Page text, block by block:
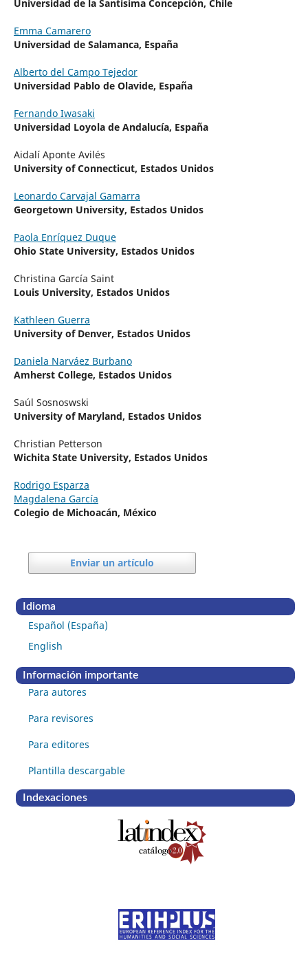
Universidad de la Santísima Concepción, Chile
Emma Camarero
Universidad de Salamanca, España
Alberto del Campo Tejedor
Universidad Pablo de Olavide, España
Fernando Iwasaki
Universidad Loyola de Andalucía, España
Aidalí Aponte Avilés
University of Connecticut, Estados Unidos
Leonardo Carvajal Gamarra
Georgetown University, Estados Unidos
Paola Enríquez Duque
Ohio State University, Estados Unidos
Christina García Saint
Louis University, Estados Unidos
Kathleen Guerra
University of Denver, Estados Unidos
Daniela Narváez Burbano
Amherst College, Estados Unidos
Saúl Sosnoswski
University of Maryland, Estados Unidos
Christian Petterson
Wichita State University, Estados Unidos
Rodrigo Esparza
Magdalena García
Colegio de Michoacán, México
Enviar un artículo
Idioma
Español (España)
English
Información importante
Para autores
Para revisores
Para editores
Plantilla descargable
Indexaciones